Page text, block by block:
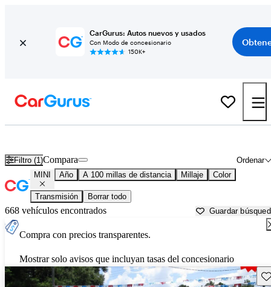
CarGurus: Autos nuevos y usados
Con Modo de concesionario
150K+
Filtro (1) Ordenar
Compara
MINI Año A 100 millas de distancia Millaje Color
Transmisión Borrar todo
668 vehículos encontrados Guardar
Compra con precios transparentes.
Mostrar solo avisos que incluyan tasas del concesionario